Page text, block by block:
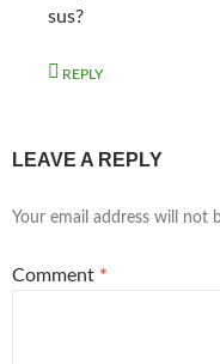
sus?
REPLY
LEAVE A REPLY
Your email address will not
Comment *